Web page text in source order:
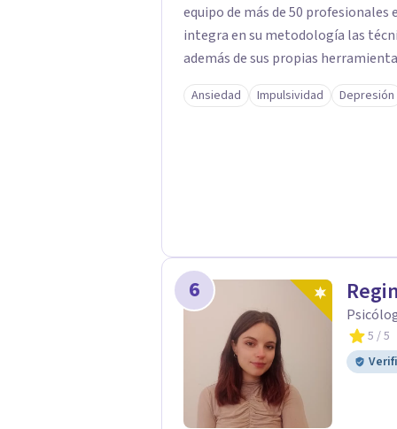
equipo de más de 50
integra en su metodología las
además de sus propias
de profesionales único en su
importancia de trabajar no solo el
Ansiedad Impulsividad Depresión
6
5 / 5